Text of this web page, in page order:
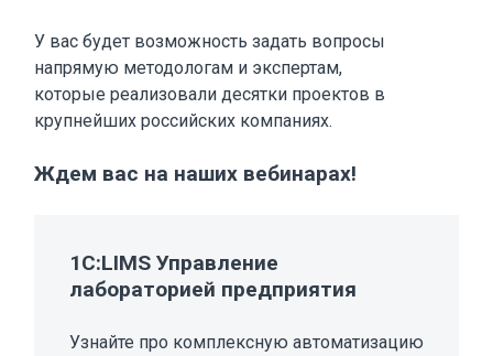
У вас будет возможность задать вопросы
напрямую методологам и экспертам,
которые реализовали десятки проектов в
крупнейших российских компаниях.
Ждем вас на наших вебинарах!
1C:LIMS Управление
лабораторией предприятия
Узнайте про комплексную автоматизацию